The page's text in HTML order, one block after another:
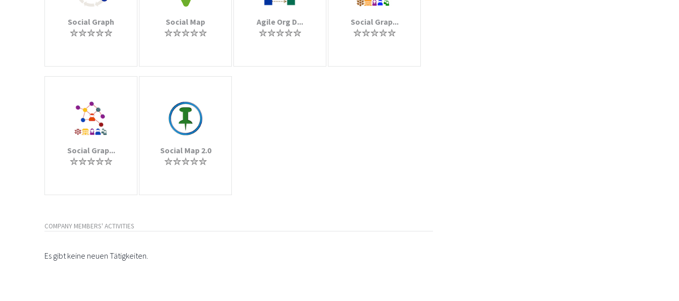
Social Graph Social Map Agile Org D... Social Grap...
Social Grap... Social Map 2.0
COMPANY MEMBERS' ACTIVITIES
Es gibt keine neuen Tätigkeiten.